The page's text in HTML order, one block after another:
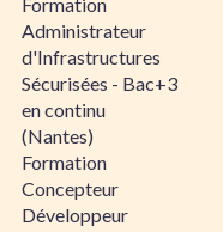
Administrateur
d'Infrastructures
Sécurisées - Bac+3
en continu
(Nantes)
Formation
Concepteur
Développeur